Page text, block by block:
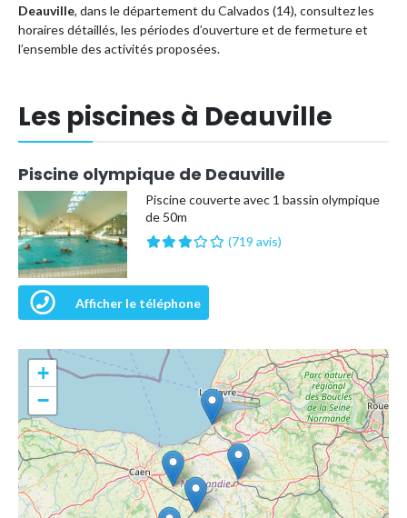
Deauville, dans le département du Calvados (14), consultez les
horaires détaillés, les périodes d’ouverture et de fermeture et
l’ensemble des activités proposées.
Les piscines à Deauville
Piscine olympique de Deauville
Piscine couverte avec 1 bassin olympique
de 50m
(719 avis)
Afficher le téléphone
+
−